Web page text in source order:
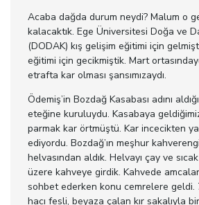
Acaba dağda durum neydi? Malum o
kalacaktık. Ege Üniversitesi Doğa ve
(DODAK) kış gelişim eğitimi için
eğitimi için gecikmiştik. Mart
etrafta kar olması şansımızaydı.
Ödemiş’in Bozdağ Kasabası adını
eteğine kuruluydu. Kasabaya
parmak kar örtmüştü. Kar incecikten
ediyordu. Bozdağ’ın meşhur kahverengi
helvasından aldık. Helvayı çay ve
üzere kahveye girdik. Kahvede
sohbet ederken konu cemrelere geldi.
hacı fesli, beyaza çalan kır sakalıyla